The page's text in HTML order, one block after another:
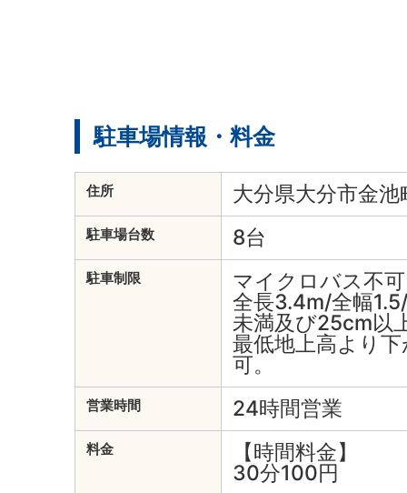
駐車場情報・料金
住所 大分県大分市金
駐車場台数 8台
駐車制限
マイクロバス不
全長3.4m/全幅
未満及び25cm以
最低地上高より
可。
営業時間 24時間営業
料金
【時間料金】
30分100円